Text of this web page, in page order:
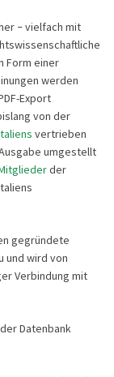
– vielfach mit
Form einer
werden
Export
von der
vertrieben
umgestellt
der
gegründete
und wird von
Verbindung mit
Datenbank